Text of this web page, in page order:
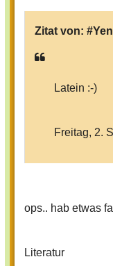
Zitat von:
Latein :-)
Freitag, 2.
ops.. hab etwas
Literatur